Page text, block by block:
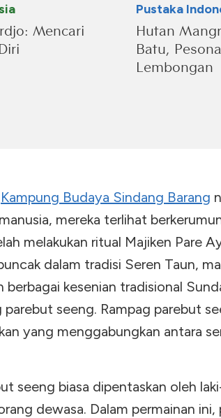
Mencari
Pustaka
Hutan
Batu,
Lembongan
Kampung Budaya Sindang Barang
mereka terlihat
melakukan ritual Majiken Pare
dalam tradisi Seren Taun,
berbagai kesenian tradisional
parebut seeng. Rampag parebut
yang menggabungkan antara
seeng biasa dipentaskan oleh
dewasa. Dalam permainan ini,